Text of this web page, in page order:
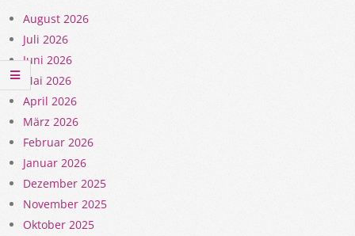
August 2026
Juli 2026
Juni 2026
Mai 2026
April 2026
März 2026
Februar 2026
Januar 2026
Dezember 2025
November 2025
Oktober 2025